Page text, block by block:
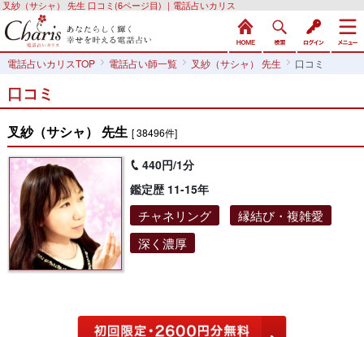
叉紗（サシャ） 先生 口コミ(6ページ目) ｜電話占いカリス
電話占いカリスTOP 電話占い師一覧 叉紗（サシャ） 先生 口コミ
口コミ
叉紗（サシャ） 先生 [ 38496件]
440円/1分
鑑定歴 11-15年
チャネリング
縁結び・複雑愛
深く濃厚